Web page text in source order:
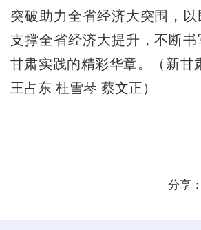
突破助力全省经济大突围，
支撑全省经济大提升，不断
甘肃实践的精彩华章。（新甘
王占东 杜雪琴 蔡文正）
分享：